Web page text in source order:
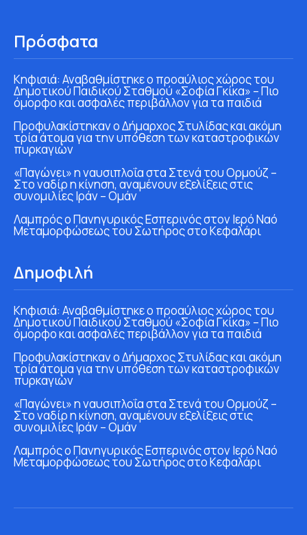
Πρόσφατα
Κηφισιά: Αναβαθμίστηκε ο προαύλιος χώρος του
Δημοτικού Παιδικού Σταθμού «Σοφία Γκίκα» – Πιο
όμορφο και ασφαλές περιβάλλον για τα παιδιά
Προφυλακίστηκαν ο Δήμαρχος Στυλίδας και ακόμη
τρία άτομα για την υπόθεση των καταστροφικών
πυρκαγιών
«Παγώνει» η ναυσιπλοΐα στα Στενά του Ορμούζ –
Στο ναδίρ η κίνηση, αναμένουν εξελίξεις στις
συνομιλίες Ιράν – Ομάν
Λαμπρός ο Πανηγυρικός Εσπερινός στον Ιερό Ναό
Μεταμορφώσεως του Σωτήρος στο Κεφαλάρι
Δημοφιλή
Κηφισιά: Αναβαθμίστηκε ο προαύλιος χώρος του
Δημοτικού Παιδικού Σταθμού «Σοφία Γκίκα» – Πιο
όμορφο και ασφαλές περιβάλλον για τα παιδιά
Προφυλακίστηκαν ο Δήμαρχος Στυλίδας και ακόμη
τρία άτομα για την υπόθεση των καταστροφικών
πυρκαγιών
«Παγώνει» η ναυσιπλοΐα στα Στενά του Ορμούζ –
Στο ναδίρ η κίνηση, αναμένουν εξελίξεις στις
συνομιλίες Ιράν – Ομάν
Λαμπρός ο Πανηγυρικός Εσπερινός στον Ιερό Ναό
Μεταμορφώσεως του Σωτήρος στο Κεφαλάρι